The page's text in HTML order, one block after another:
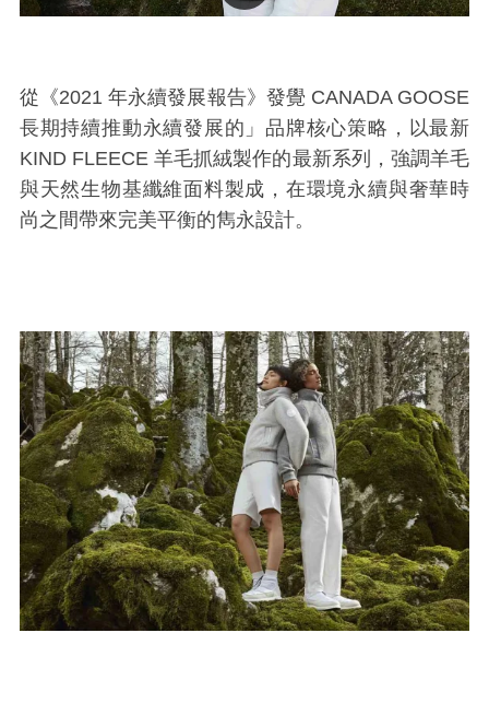
從《2021 年永續發展報告》發覺 CANADA GOOSE
長期持續推動永續發展的」品牌核心策略，以最新
KIND FLEECE 羊毛抓絨製作的最新系列，強調羊毛
與天然生物基纖維面料製成，在環境永續與奢華時
尚之間帶來完美平衡的雋永設計。